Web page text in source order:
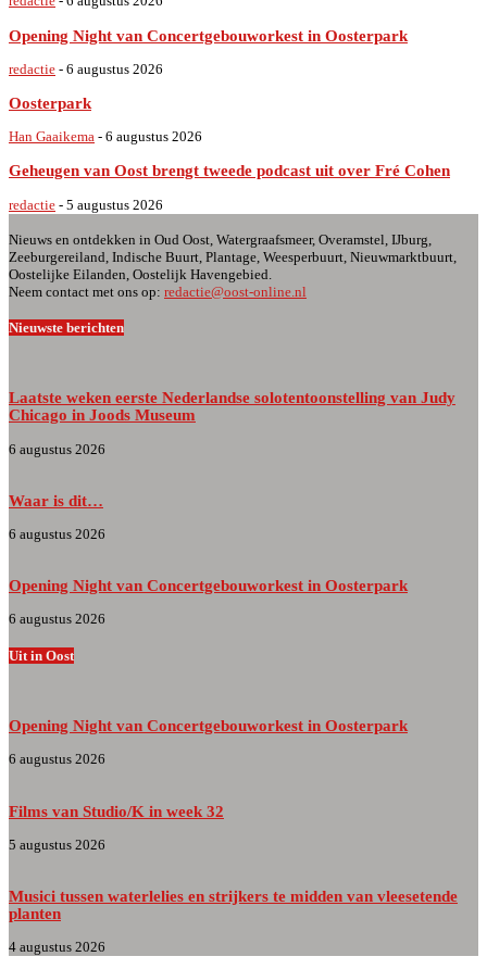
Opening Night van Concertgebouworkest in Oosterpark
redactie - 6 augustus 2026
Oosterpark
Han Gaaikema - 6 augustus 2026
Geheugen van Oost brengt tweede podcast uit over Fré Cohen
redactie - 5 augustus 2026
Nieuws en ontdekken in Oud Oost, Watergraafsmeer, Overamstel, IJburg,
Zeeburgereiland, Indische Buurt, Plantage, Weesperbuurt, Nieuwmarktbuurt,
Oostelijke Eilanden, Oostelijk Havengebied.
Neem contact met ons op: redactie@oost-online.nl
Nieuwste berichten
Laatste weken eerste Nederlandse solotentoonstelling van Judy
Chicago in Joods Museum
6 augustus 2026
Waar is dit…
6 augustus 2026
Opening Night van Concertgebouworkest in Oosterpark
6 augustus 2026
Uit in Oost
Opening Night van Concertgebouworkest in Oosterpark
6 augustus 2026
Films van Studio/K in week 32
5 augustus 2026
Musici tussen waterlelies en strijkers te midden van vleesetende
planten
4 augustus 2026